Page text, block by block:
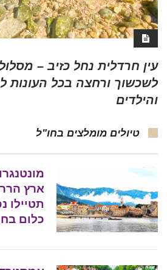
עין חרדלית נחל כזיב –
לשכשוך ורחצה בכל
והילדים
טיולים מומלצים בחו"ל
ארץ
תטיילו
כלום